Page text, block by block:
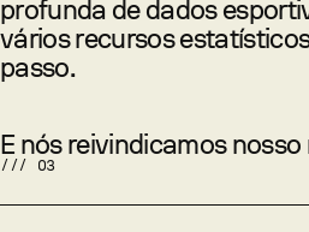
profunda de dados
vários recursos
passo.
E nós reivindicamos
/// 03